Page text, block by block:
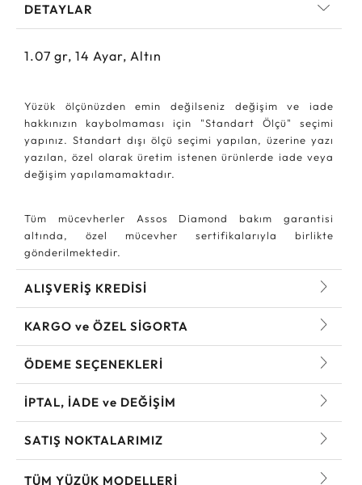
DETAYLAR
1.07 gr, 14 Ayar, Altın
Yüzük ölçünüzden emin değilseniz değişim ve iade
hakkınızın kaybolmaması için "Standart Ölçü" seçimi
yapınız. Standart dışı ölçü seçimi yapılan, üzerine yazı
yazılan, özel olarak üretim istenen ürünlerde iade veya
değişim yapılamamaktadır.
Tüm mücevherler Assos Diamond bakım garantisi
altında, özel mücevher sertifikalarıyla birlikte
gönderilmektedir.
ALIŞVERİŞ KREDİSİ
KARGO ve ÖZEL SİGORTA
ÖDEME SEÇENEKLERİ
İPTAL, İADE ve DEĞİŞİM
SATIŞ NOKTALARIMIZ
TÜM YÜZÜK MODELLERI